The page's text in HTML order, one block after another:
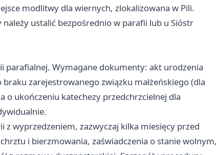
modlitwy dla wiernych, zlokalizowana w Pili.
ustalić bezpośrednio w parafii lub u Sióstr
parafialnej. Wymagane dokumenty: akt urodzenia
zarejestrowanego związku małżeńskiego (dla
o ukończeniu katechezy przedchrzcielnej dla
z wyprzedzeniem, zazwyczaj kilka miesięcy przed
i bierzmowania, zaświadczenia o stanie wolnym,